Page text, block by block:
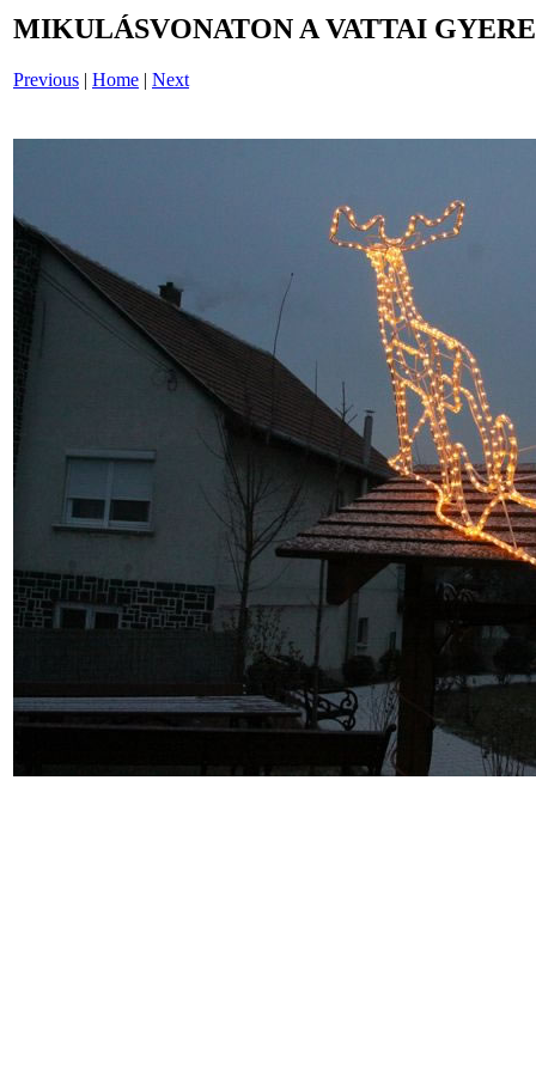
MIKULÁSVONATON A VATTAI
Previous | Home | Next